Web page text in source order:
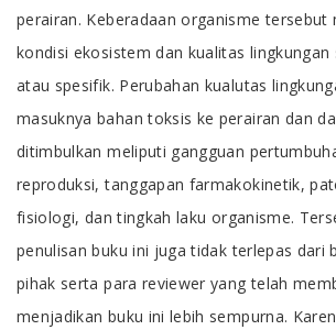
perairan. Keberadaan organisme tersebut
kondisi ekosistem dan kualitas lingkungan
atau spesifik. Perubahan kualutas
masuknya bahan toksis ke perairan dan
ditimbulkan meliputi gangguan
reproduksi, tanggapan farmakokinetik,
fisiologi, dan tingkah laku organisme.
penulisan buku ini juga tidak terlepas dari
pihak serta para reviewer yang telah
menjadikan buku ini lebih sempurna.